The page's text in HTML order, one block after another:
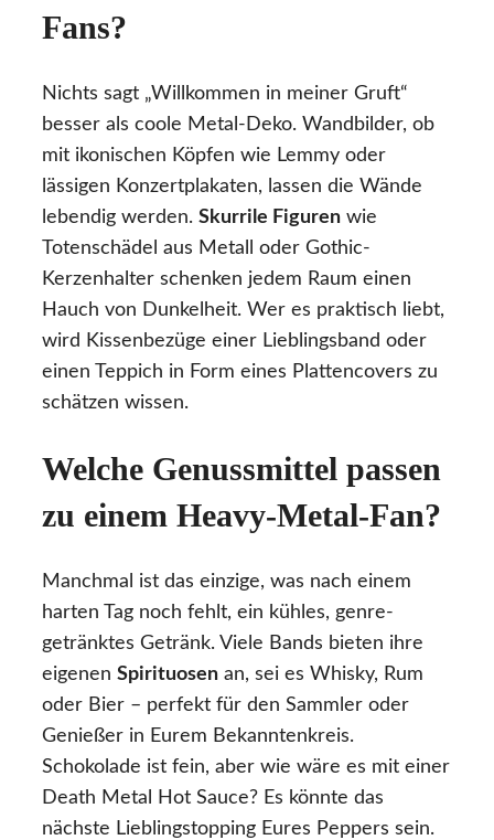
Fans?
Nichts sagt „Willkommen in meiner Gruft“
besser als coole Metal-Deko. Wandbilder, ob
mit ikonischen Köpfen wie Lemmy oder
lässigen Konzertplakaten, lassen die Wände
lebendig werden. Skurrile Figuren wie
Totenschädel aus Metall oder Gothic-
Kerzenhalter schenken jedem Raum einen
Hauch von Dunkelheit. Wer es praktisch liebt,
wird Kissenbezüge einer Lieblingsband oder
einen Teppich in Form eines Plattencovers zu
schätzen wissen.
Welche Genussmittel passen
zu einem Heavy-Metal-Fan?
Manchmal ist das einzige, was nach einem
harten Tag noch fehlt, ein kühles, genre-
getränktes Getränk. Viele Bands bieten ihre
eigenen Spirituosen an, sei es Whisky, Rum
oder Bier – perfekt für den Sammler oder
Genießer in Eurem Bekanntenkreis.
Schokolade ist fein, aber wie wäre es mit einer
Death Metal Hot Sauce? Es könnte das
nächste Lieblingstopping Eures Peppers sein.